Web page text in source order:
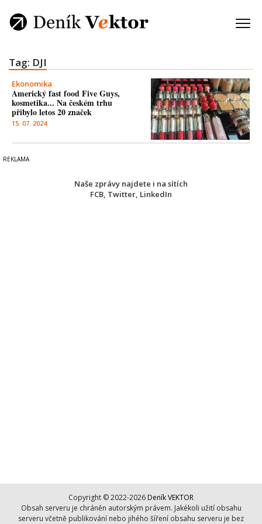
Tag: DJI
Ekonomika
Americký fast food Five Guys,
kosmetika... Na českém trhu
přibylo letos 20 značek
15. 07. 2024
Naše zprávy najdete i na sítích
FCB, Twitter, LinkedIn
Copyright © 2022-2026 Deník VEKTOR
Obsah serveru je chráněn autorským právem. Jakékoli užití obsahu
serveru včetně publikování nebo jihého šíření obsahu serveru je bez